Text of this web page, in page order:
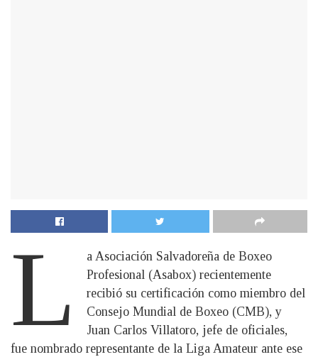
L
a Asociación Salvadoreña de Boxeo
Profesional (Asabox) recientemente
recibió su certificación como miembro del
Consejo Mundial de Boxeo (CMB), y
Juan Carlos Villatoro, jefe de oficiales,
fue nombrado representante de la Liga Amateur ante ese